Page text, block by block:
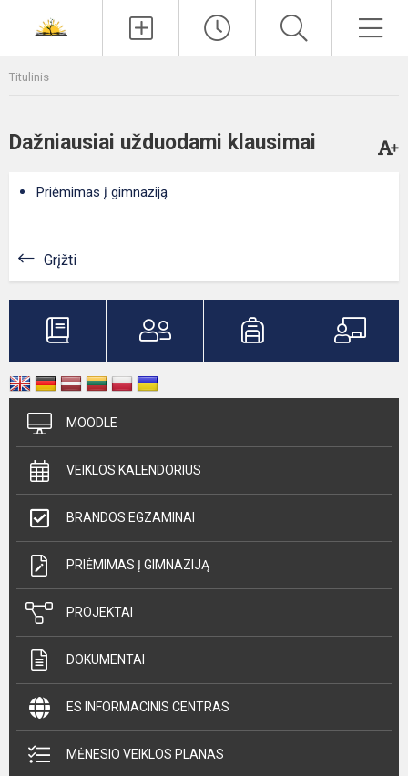
Titulinis
Dažniausiai užduodami klausimai
Priėmimas į gimnaziją
Grįžti
MOODLE
VEIKLOS KALENDORIUS
BRANDOS EGZAMINAI
PRIĖMIMAS Į GIMNAZIJĄ
PROJEKTAI
DOKUMENTAI
ES INFORMACINIS CENTRAS
MĖNESIO VEIKLOS PLANAS